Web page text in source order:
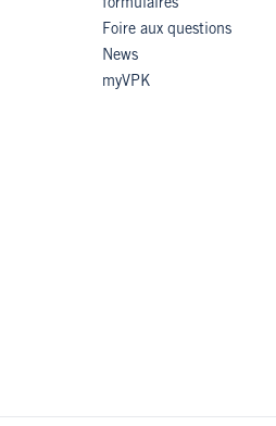
formulaires
Foire aux questions
News
myVPK